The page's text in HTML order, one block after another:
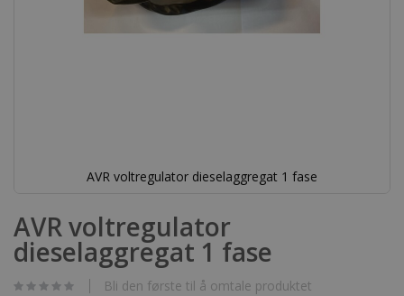
AVR voltregulator dieselaggregat 1 fase
til
begynnelsen
av
bildegalleri
AVR voltregulator
dieselaggregat 1 fase
Bli den første til å omtale produktet